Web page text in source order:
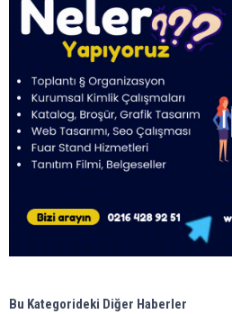
Bu Kategorideki Diğer Haberler